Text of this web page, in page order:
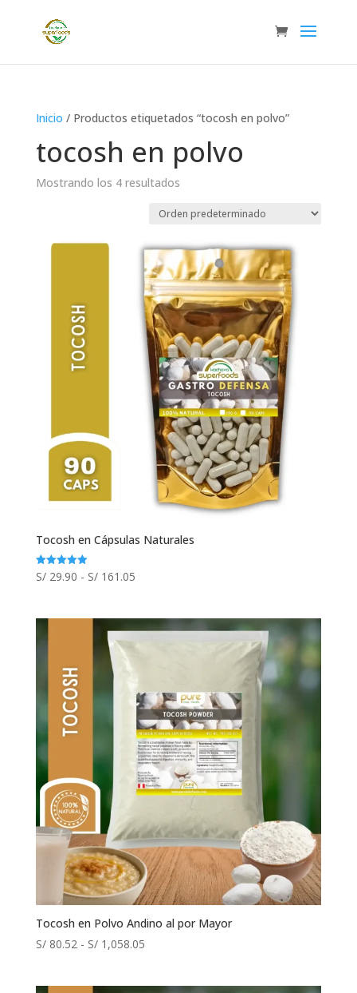
Inicio / Productos etiquetados “tocosh en polvo”
tocosh en polvo
Mostrando los 4 resultados
Tocosh en Cápsulas Naturales
Valorado
con
S/29.90 - S/161.05Rango
desde
S/ 29.90
Tocosh en Polvo Andino al por Mayor
S/80.52 - S/1,058.05Rango